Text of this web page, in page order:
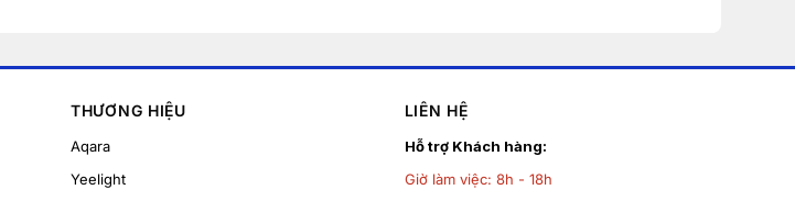
THƯƠNG HIỆU
Aqara
Yeelight
LIÊN HỆ
Hỗ trợ Khách hàng:
Giờ làm việc: 8h - 18h